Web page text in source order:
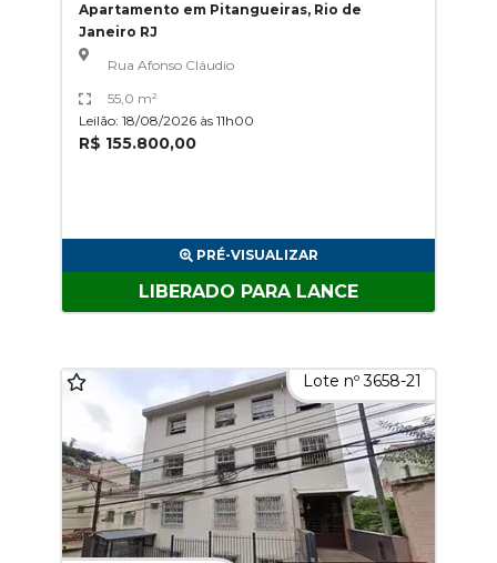
Apartamento em Pitangueiras, Rio de
Janeiro RJ
Rua Afonso Cláudio
55,0 m²
Leilão: 18/08/2026 às 11h00
R$ 155.800,00
PRÉ-VISUALIZAR
LIBERADO PARA LANCE
Lote nº 3658-21